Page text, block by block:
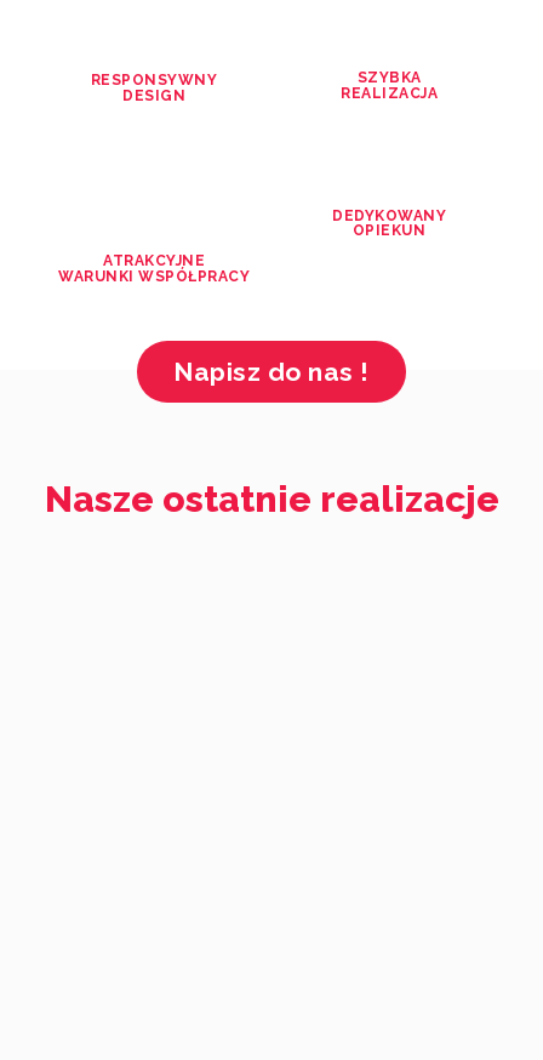
RESPONSYWNY
DESIGN
SZYBKA
REALIZACJA
ATRAKCYJNE
WARUNKI WSPÓŁPRACY
DEDYKOWANY
OPIEKUN
Napisz do nas !
Nasze ostatnie realizacje